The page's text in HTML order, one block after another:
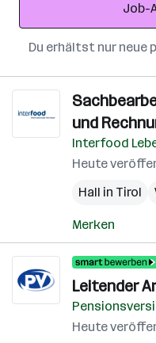
Job-
Du erhältst nur neue
und
Interfood
Heute
Hall in Tirol
Merken
Leitender
Heute